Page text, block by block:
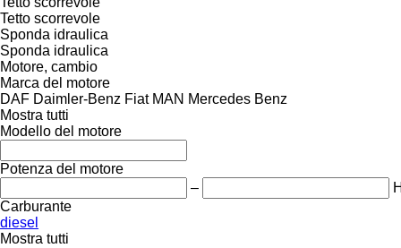
Tetto scorrevole
Sponda idraulica
Sponda idraulica
Motore, cambio
Marca del motore
DAF Daimler-Benz Fiat MAN Mercedes Benz
Mostra tutti
Modello del motore
Potenza del motore
–
Carburante
diesel
Mostra tutti